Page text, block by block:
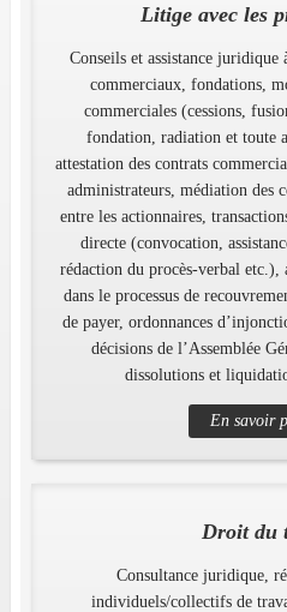
Litige avec les
Conseils et assistance juridique
commerciaux, fondations,
commerciales (cessions,
fondation, radiation et toute
attestation des contrats
administrateurs, médiation des
entre les actionnaires,
directe (convocation,
rédaction du procès-verbal etc.),
dans le processus de
de payer, ordonnances
décisions de l’Assemblée
dissolutions et
En savoir
Droit du
Consultance juridique,
individuels/collectifs de